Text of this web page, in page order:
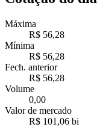
Máxima
R$ 56,28
Mínima
R$ 56,28
Fech. anterior
R$ 56,28
Volume
0,00
Valor de mercado
R$ 101,06 bi